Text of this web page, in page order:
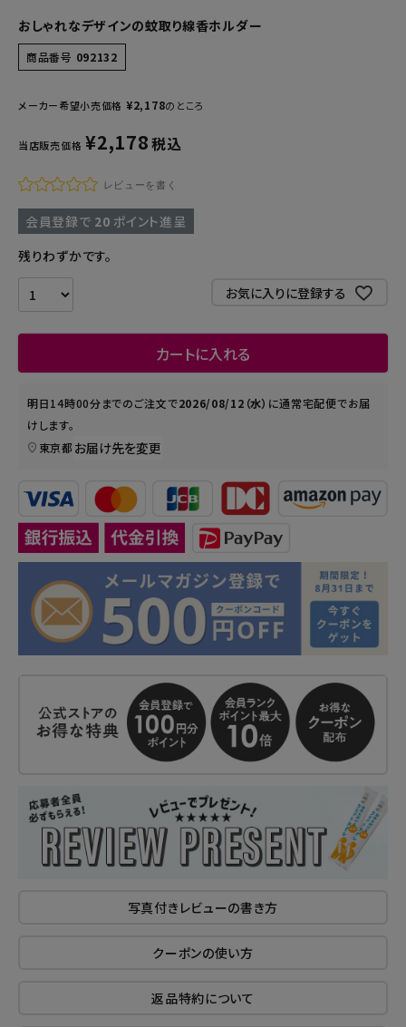
おしゃれなデザインの蚊取り線香ホルダー
商品番号 092132
メーカー希望小売価格 ¥2,178のところ
当店販売価格 ¥2,178税込
レビューを書く
会員登録で 20 ポイント進呈
残りわずかです。
お気に入りに登録する
カートに入れる
明日14時00分までのご注文で2026/08/12（水） に通常宅配便でお届
けします。
東京都 お届け先を変更
写真付きレビューの書き方
クーポンの使い方
返品特約について